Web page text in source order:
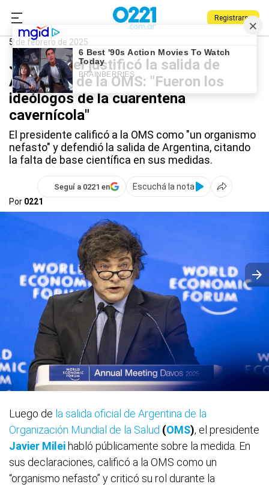
Registrarse
0221.com.ar
Javier Milei
5 de febrero de 2025
Javier Milei justificó la salida de
Argentina de la OMS: "Fueron los
ideólogos de la cuarentena
cavernícola"
El presidente calificó a la OMS como "un organismo
nefasto" y defendió la salida de Argentina, citando
la falta de base científica en sus medidas.
Seguí a 0221 en
Escuchá la nota
Por 0221
Luego de la salida oficial de Argentina de la
Organización Mundial de la Salud (OMS), el presidente
Javier Mileihabló públicamente sobre la medida. En
sus declaraciones, calificó a la OMS como un
“organismo nefasto” y criticó su rol durante la